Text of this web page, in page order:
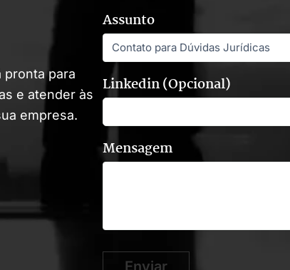
pronta para
e atender às
empresa.
Assunto
Linkedin (Opcional)
Mensagem
Enviar